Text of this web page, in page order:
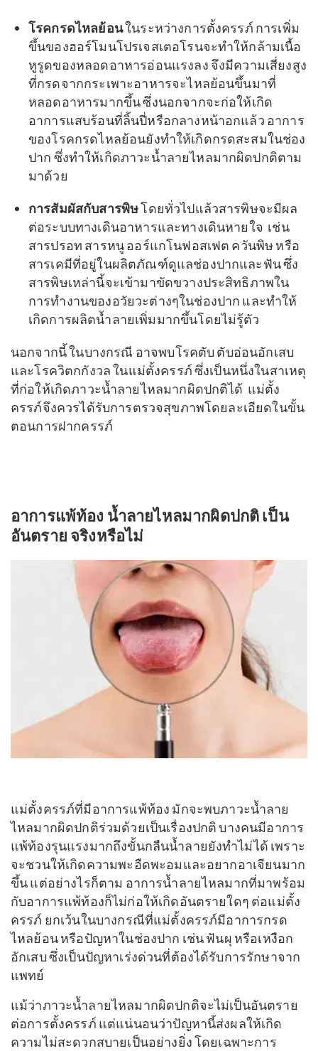
โรคกรดไหลย้อนในระหว่างการตั้งครรภ์ การเพิ่ม
ขึ้นของฮอร์โมนโปรเจสเตอโรนจะทำให้กล้ามเนื้อ
หูรูดของหลอดอาหารอ่อนแรงลง จึงมีความเสี่ยงสูง
ที่กรดจากกระเพาะอาหารจะไหลย้อนขึ้นมาที่
หลอดอาหารมากขึ้น ซึ่งนอกจากจะก่อให้เกิด
อาการแสบร้อนที่ลิ้นปี่หรือกลางหน้าอกแล้ว อาการ
ของโรคกรดไหลย้อนยังทำให้เกิดกรดสะสมในช่อง
ปาก ซึ่งทำให้เกิดภาวะน้ำลายไหลมากผิดปกติตาม
มาด้วย
การสัมผัสกับสารพิษโดยทั่วไปแล้วสารพิษจะมีผล
ต่อระบบทางเดินอาหารและทางเดินหายใจ เช่น
สารปรอท สารหนู ออร์แกโนฟอสเฟต ควันพิษ หรือ
สารเคมีที่อยู่ในผลิตภัณฑ์ดูแลช่องปากและฟัน ซึ่ง
สารพิษเหล่านี้จะเข้ามาขัดขวางประสิทธิภาพใน
การทำงานของอวัยวะต่างๆในช่องปาก และทำให้
เกิดการผลิตน้ำลายเพิ่มมากขึ้นโดยไม่รู้ตัว
นอกจากนี้ ในบางกรณี อาจพบโรคตับ ตับอ่อนอักเสบ
และโรควิตกกังวล ในแม่ตั้งครรภ์ ซึ่งเป็นหนึ่งในสาเหตุ
ที่ก่อให้เกิดภาวะน้ำลายไหลมากผิดปกติได้ แม่ตั้ง
ครรภ์จึงควรได้รับการตรวจสุขภาพโดยละเอียดในขั้น
ตอนการฝากครรภ์
อาการแพ้ท้อง น้ำลายไหลมากผิดปกติ เป็น
อันตราย จริงหรือไม่
แม่ตั้งครรภ์ที่มีอาการแพ้ท้อง มักจะพบภาวะน้ำลาย
ไหลมากผิดปกติร่วมด้วยเป็นเรื่องปกติบางคนมีอาการ
แพ้ท้องรุนแรงมากถึงขั้นกลืนน้ำลายยังทำไม่ได้ เพราะ
จะชวนให้เกิดความพะอืดพะอมและอยากอาเจียนมาก
ขึ้น แต่อย่างไรก็ตาม อาการน้ำลายไหลมากที่มาพร้อม
กับอาการแพ้ท้องก็ไม่ก่อให้เกิดอันตรายใดๆ ต่อแม่ตั้ง
ครรภ์ ยกเว้นในบางกรณีที่แม่ตั้งครรภ์มีอาการกรด
ไหลย้อน หรือปัญหาในช่องปาก เช่น ฟันผุ หรือเหงือก
อักเสบ ซึ่งเป็นปัญหาเร่งด่วนที่ต้องได้รับการรักษาจาก
แพทย์
แม้ว่าภาวะน้ำลายไหลมากผิดปกติจะไม่เป็นอันตราย
ต่อการตั้งครรภ์ แต่แน่นอนว่าปัญหานี้ส่งผลให้เกิด
ความไม่สะดวกสบายเป็นอย่างยิ่ง โดยเฉพาะการ